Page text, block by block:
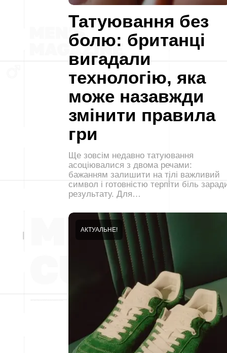
Татуювання без
болю: британці
вигадали
технологію, яка
може назавжди
змінити правила
гри
Ще зовсім недавно татуювання
асоціювалися з двома речами:
бажанням залишити на тілі важливий
символ і готовністю терпіти біль
результату. Для…
АКТУАЛЬНЕ!